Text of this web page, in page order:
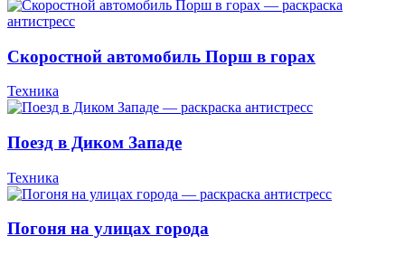
Скоростной автомобиль Порш в горах
Техника
Поезд в Диком Западе
Техника
Погоня на улицах города